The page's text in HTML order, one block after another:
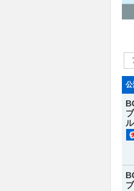
公
ル